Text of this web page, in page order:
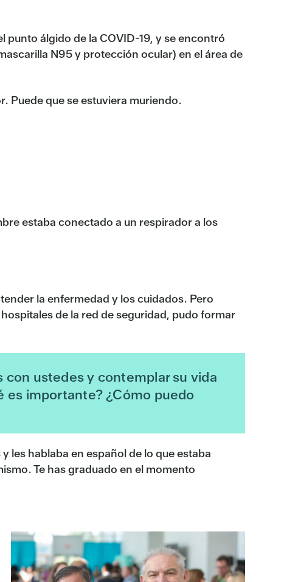
punto álgido de la COVID-19, y se encontró
N95 y protección ocular) en el área de
Puede que se estuviera muriendo.
estaba conectado a un respirador a los
la enfermedad y los cuidados. Pero
de la red de seguridad, pudo formar
con ustedes y contemplar su vida
es importante? ¿Cómo puedo
les hablaba en español de lo que estaba
Te has graduado en el momento